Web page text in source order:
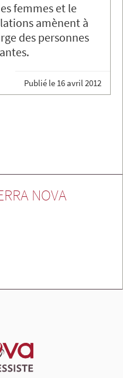
femmes et le
amènent à
des personnes
Publié le 16 avril 2012
NOVA